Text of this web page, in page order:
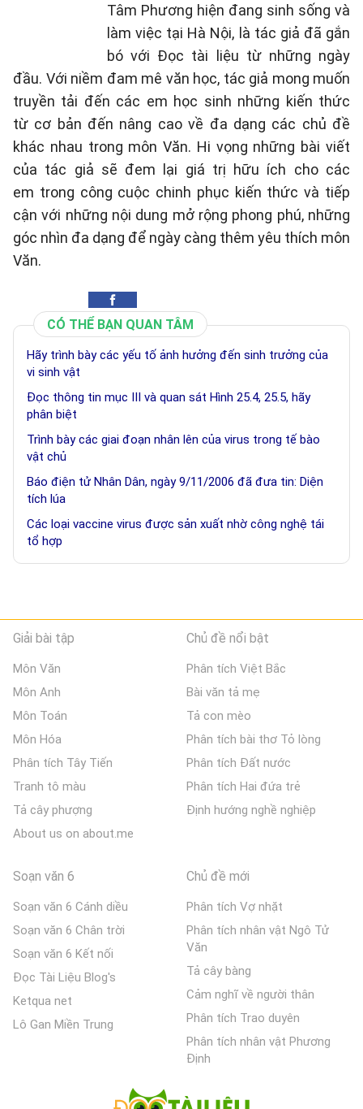
Tâm Phương hiện đang sinh sống và
làm việc tại Hà Nội, là tác giả đã gắn
bó với Đọc tài liệu từ những ngày
đầu. Với niềm đam mê văn học, tác giả mong muốn
truyền tải đến các em học sinh những kiến thức
từ cơ bản đến nâng cao về đa dạng các chủ đề
khác nhau trong môn Văn. Hi vọng những bài viết
của tác giả sẽ đem lại giá trị hữu ích cho các
em trong công cuộc chinh phục kiến thức và tiếp
cận với những nội dung mở rộng phong phú, những
góc nhìn đa dạng để ngày càng thêm yêu thích môn
Văn.
CÓ THỂ BẠN QUAN TÂM
Hãy trình bày các yếu tố ảnh hưởng đến sinh trưởng của
vi sinh vật
Đọc thông tin mục III và quan sát Hình 25.4, 25.5, hãy
phân biệt
Trình bày các giai đoạn nhân lên của virus trong tế bào
vật chủ
Báo điện tử Nhân Dân, ngày 9/11/2006 đã đưa tin: Diện
tích lúa
Các loại vaccine virus được sản xuất nhờ công nghệ tái
tổ hợp
Giải bài tập
Môn Văn
Môn Anh
Môn Toán
Môn Hóa
Phân tích Tây Tiến
Tranh tô màu
Tả cây phượng
About us on about.me
Chủ đề nổi bật
Phân tích Việt Bắc
Bài văn tả mẹ
Tả con mèo
Phân tích bài thơ Tỏ lòng
Phân tích Đất nước
Phân tích Hai đứa trẻ
Định hướng nghề nghiệp
Soạn văn 6
Soạn văn 6 Cánh diều
Soạn văn 6 Chân trời
Soạn văn 6 Kết nối
Đọc Tài Liệu Blog's
Ketqua net
Lô Gan Miền Trung
Chủ đề mới
Phân tích Vợ nhặt
Phân tích nhân vật Ngô Tử
Văn
Tả cây bàng
Cảm nghĩ về người thân
Phân tích Trao duyên
Phân tích nhân vật Phương
Định